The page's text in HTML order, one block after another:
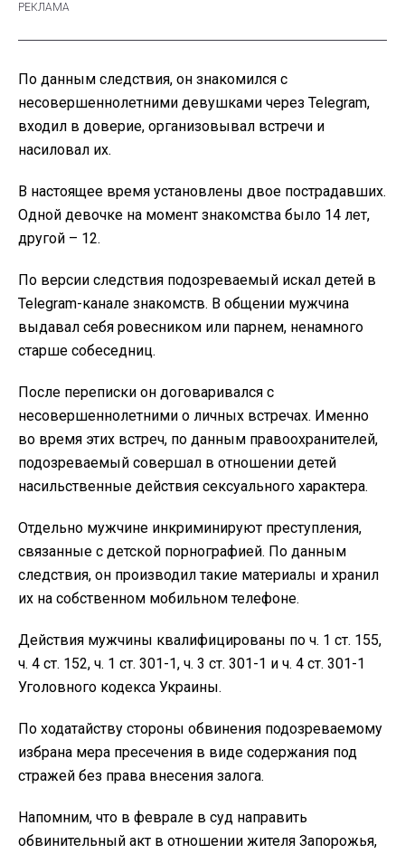
По данным следствия, он знакомился с
несовершеннолетними девушками через Telegram,
входил в доверие, организовывал встречи и
насиловал их.
В настоящее время установлены двое пострадавших.
Одной девочке на момент знакомства было 14 лет,
другой – 12.
По версии следствия подозреваемый искал детей в
Telegram-канале знакомств. В общении мужчина
выдавал себя ровесником или парнем, ненамного
старше собеседниц.
После переписки он договаривался с
несовершеннолетними о личных встречах. Именно
во время этих встреч, по данным правоохранителей,
подозреваемый совершал в отношении детей
насильственные действия сексуального характера.
Отдельно мужчине инкриминируют преступления,
связанные с детской порнографией. По данным
следствия, он производил такие материалы и хранил
их на собственном мобильном телефоне.
Действия мужчины квалифицированы по ч. 1 ст. 155,
ч. 4 ст. 152, ч. 1 ст. 301-1, ч. 3 ст. 301-1 и ч. 4 ст. 301-1
Уголовного кодекса Украины.
По ходатайству стороны обвинения подозреваемому
избрана мера пресечения в виде содержания под
стражей без права внесения залога.
Напомним, что в феврале в суд направить
обвинительный акт в отношении жителя Запорожья,